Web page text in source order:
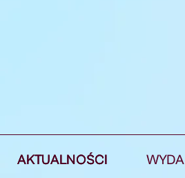
AKTUALNOŚCI